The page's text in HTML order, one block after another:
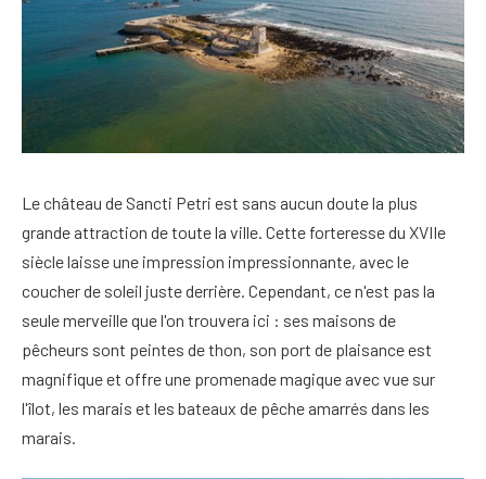
Le château de Sancti Petri est sans aucun doute la plus
grande attraction de toute la ville. Cette forteresse du XVIIe
siècle laisse une impression impressionnante, avec le
coucher de soleil juste derrière. Cependant, ce n'est pas la
seule merveille que l'on trouvera ici : ses maisons de
pêcheurs sont peintes de thon, son port de plaisance est
magnifique et offre une promenade magique avec vue sur
l'îlot, les marais et les bateaux de pêche amarrés dans les
marais.